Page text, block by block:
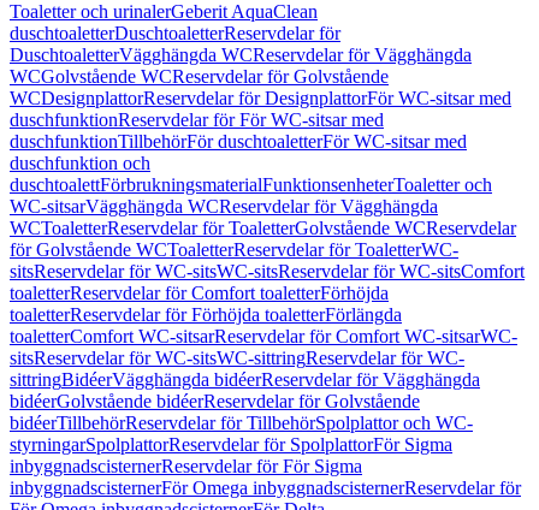
Toaletter och urinalerGeberit AquaClean
duschtoaletterDuschtoaletterReservdelar för
DuschtoaletterVägghängda WCReservdelar för Vägghängda
WCGolvstående WCReservdelar för Golvstående
WCDesignplattorReservdelar för DesignplattorFör WC-sitsar med
duschfunktionReservdelar för För WC-sitsar med
duschfunktionTillbehörFör duschtoaletterFör WC-sitsar med
duschfunktion och
duschtoalettFörbrukningsmaterialFunktionsenheterToaletter och
WC-sitsarVägghängda WCReservdelar för Vägghängda
WCToaletterReservdelar för ToaletterGolvstående WCReservdelar
för Golvstående WCToaletterReservdelar för ToaletterWC-
sitsReservdelar för WC-sitsWC-sitsReservdelar för WC-sitsComfort
toaletterReservdelar för Comfort toaletterFörhöjda
toaletterReservdelar för Förhöjda toaletterFörlängda
toaletterComfort WC-sitsarReservdelar för Comfort WC-sitsarWC-
sitsReservdelar för WC-sitsWC-sittringReservdelar för WC-
sittringBidéerVägghängda bidéerReservdelar för Vägghängda
bidéerGolvstående bidéerReservdelar för Golvstående
bidéerTillbehörReservdelar för TillbehörSpolplattor och WC-
styrningarSpolplattorReservdelar för SpolplattorFör Sigma
inbyggnadscisternerReservdelar för För Sigma
inbyggnadscisternerFör Omega inbyggnadscisternerReservdelar för